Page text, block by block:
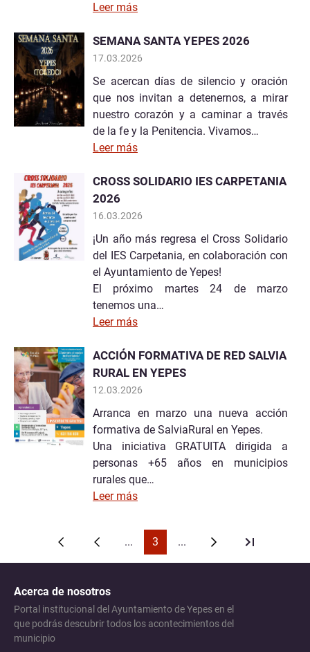
Leer más
SEMANA SANTA YEPES 2026
17.03.2026
Se acercan días de silencio y oración
que nos invitan a detenernos, a mirar
nuestro corazón y a caminar a través
de la fe y la Penitencia. Vivamos…
Leer más
CROSS SOLIDARIO IES CARPETANIA
2026
16.03.2026
¡Un año más regresa el Cross Solidario
del IES Carpetania, en colaboración con
el Ayuntamiento de Yepes!
El próximo martes 24 de marzo
tenemos una…
Leer más
ACCIÓN FORMATIVA DE RED SALVIA
RURAL EN YEPES
12.03.2026
Arranca en marzo una nueva acción
formativa de SalviaRural en Yepes.
Una iniciativa GRATUITA dirigida a
personas +65 años en municipios
rurales que…
Leer más
... 3 ...
Acerca de nosotros
Portal institucional del Ayuntamiento de Yepes en el
que podrás descubrir todos los acontecimientos del
municipio